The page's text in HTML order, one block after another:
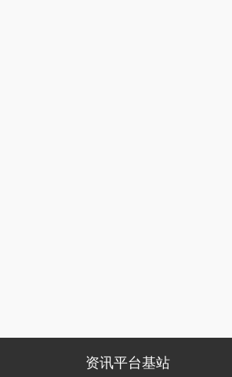
资讯平台基站